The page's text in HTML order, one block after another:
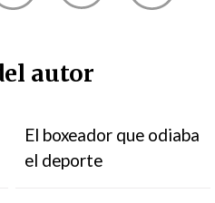
autor
El boxeador que odiaba
el deporte